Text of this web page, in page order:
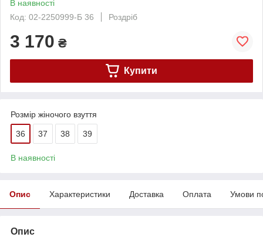
В наявності
Код: 02-2250999-Б 36
Роздріб
3 170 ₴
Купити
Розмір жіночого взуття
36 37 38 39
В наявності
Опис Характеристики Доставка Оплата Умови
Опис